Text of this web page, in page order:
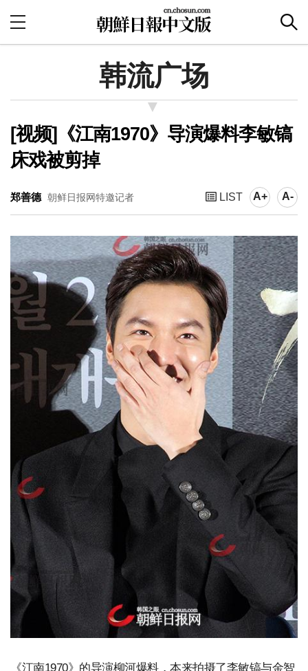
韩流广场
[视频]《江南1970》导演爆料李敏镐
床戏被剪掉
郑善德 朝鲜日报网特邀记者 LIST A+ A-
《江南1970》的导演柳河爆料，本来拍摄了李敏镐与金智